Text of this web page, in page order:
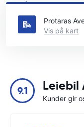
Se våre viktigste
Protaras
Vis på kart
9.1 Leiebil
Kunder gir